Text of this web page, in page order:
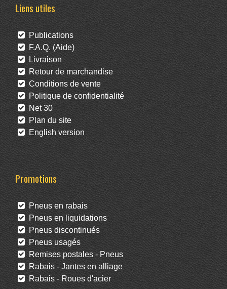
Liens utiles
Publications
F.A.Q. (Aide)
Livraison
Retour de marchandise
Conditions de vente
Politique de confidentialité
Net 30
Plan du site
English version
Promotions
Pneus en rabais
Pneus en liquidations
Pneus discontinués
Pneus usagés
Remises postales - Pneus
Rabais - Jantes en alliage
Rabais - Roues d'acier